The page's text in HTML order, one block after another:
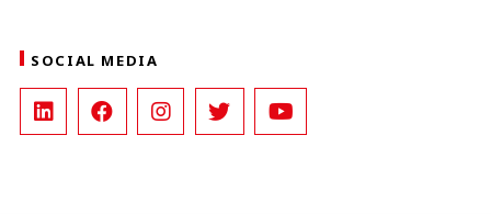
SOCIAL MEDIA